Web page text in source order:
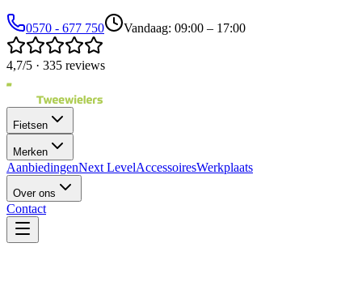
0570 - 677 750 Vandaag: 09:00 – 17:00
4,7/5 · 335 reviews
Fietsen
Merken
AanbiedingenNext LevelAccessoiresWerkplaats
Over ons
Contact